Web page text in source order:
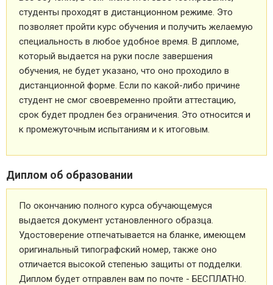
студенты проходят в дистанционном режиме. Это
позволяет пройти курс обучения и получить желаемую
специальность в любое удобное время. В дипломе,
который выдается на руки после завершения
обучения, не будет указано, что оно проходило в
дистанционной форме. Если по какой-либо причине
студент не смог своевременно пройти аттестацию,
срок будет продлен без ограничения. Это относится и
к промежуточным испытаниям и к итоговым.
Диплом об образовании
По окончанию полного курса обучающемуся
выдается документ установленного образца.
Удостоверение отпечатывается на бланке, имеющем
оригинальный типографский номер, также оно
отличается высокой степенью защиты от подделки.
Диплом будет отправлен вам по почте - БЕСПЛАТНО.